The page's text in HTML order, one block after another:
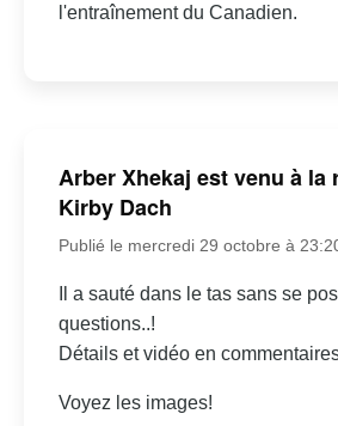
l'entraînement du Canadien.
Arber Xhekaj est venu à la
Kirby Dach
Publié le mercredi 29 octobre à
Il a sauté dans le tas sans se
questions..!
Détails et vidéo en
Voyez les images!